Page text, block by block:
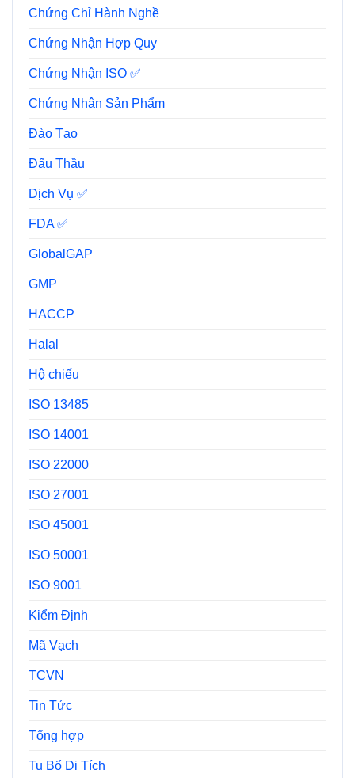
Chứng Chỉ Hành Nghề
Chứng Nhận Hợp Quy
Chứng Nhận ISO ✅
Chứng Nhận Sản Phẩm
Đào Tạo
Đấu Thầu
Dịch Vụ ✅
FDA ✅
GlobalGAP
GMP
HACCP
Halal
Hộ chiếu
ISO 13485
ISO 14001
ISO 22000
ISO 27001
ISO 45001
ISO 50001
ISO 9001
Kiểm Định
Mã Vạch
TCVN
Tin Tức
Tổng hợp
Tu Bổ Di Tích